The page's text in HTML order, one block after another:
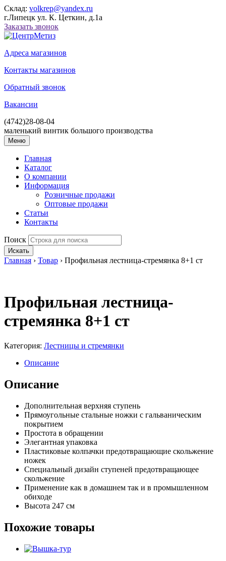
Склад: volkrep@yandex.ru
г.Липецк ул. К. Цеткин, д.1а
Заказать звонок
Адреса магазинов
Контакты магазинов
Обратный звонок
Вакансии
(4742)28-08-04
маленький винтик большого производства
Меню
Главная
Каталог
О компании
Информация
Розничные продажи
Оптовые продажи
Статьи
Контакты
Поиск
Искать
Главная › Товар › Профильная лестница-стремянка 8+1 ст
Профильная лестница-
стремянка 8+1 ст
Категория: Лестницы и стремянки
Описание
Описание
Дополнительная верхняя ступень
Прямоугольные стальные ножки с гальваническим
покрытием
Простота в обращении
Элегантная упаковка
Пластиковые колпачки предотвращающие скольжение
ножек
Специальный дизайн ступеней предотвращающее
скольжение
Применение как в домашнем так и в промышленном
обиходе
Высота 247 см
Похожие товары